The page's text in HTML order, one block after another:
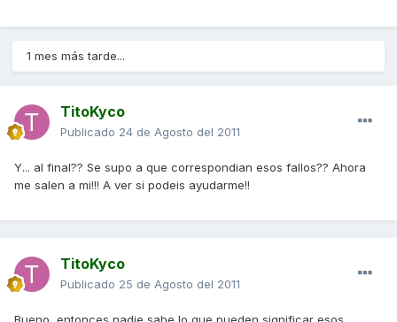
1 mes más tarde...
TitoKyco
Publicado 24 de Agosto del 2011
Y... al final?? Se supo a que correspondian esos fallos?? Ahora
me salen a mi!!! A ver si podeis ayudarme!!
TitoKyco
Publicado 25 de Agosto del 2011